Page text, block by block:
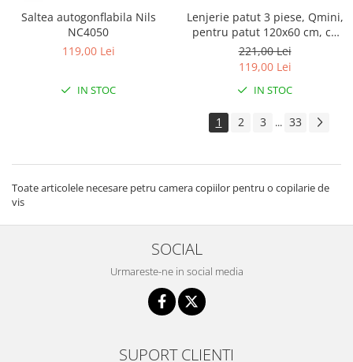
Saltea autogonflabila Nils
NC4050
119,00 Lei
IN STOC
Lenjerie patut 3 piese, Qmini,
pentru patut 120x60 cm, cu
protectie laterala, din
bumbac, Teddy Toys
221,00 Lei
119,00 Lei
IN STOC
1 2 3 ... 33
Toate articolele necesare petru camera copiilor pentru o copilarie de
vis
SOCIAL
Urmareste-ne in social media
SUPORT CLIENTI